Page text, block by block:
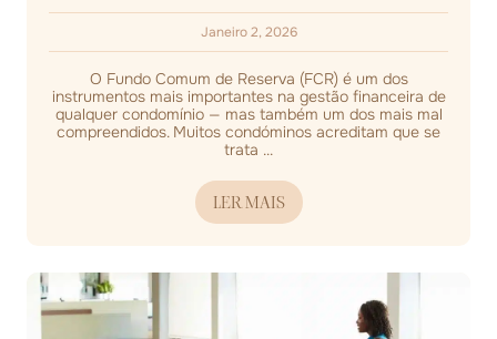
Janeiro 2, 2026
O Fundo Comum de Reserva (FCR) é um dos
instrumentos mais importantes na gestão financeira de
qualquer condomínio — mas também um dos mais mal
compreendidos. Muitos condóminos acreditam que se
trata ...
LER MAIS